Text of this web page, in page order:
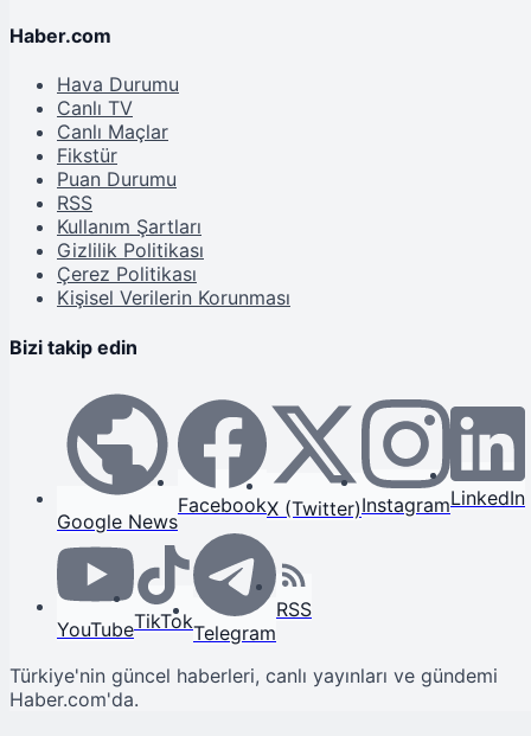
Haber.com
Hava Durumu
Canlı TV
Canlı Maçlar
Fikstür
Puan Durumu
RSS
Kullanım Şartları
Gizlilik Politikası
Çerez Politikası
Kişisel Verilerin Korunması
Bizi takip edin
Google News
FacebookX (Twitter)InstagramLinkedIn
YouTubeTikTokTelegram
RSS
Türkiye'nin güncel haberleri, canlı yayınları ve gündemi
Haber.com'da.